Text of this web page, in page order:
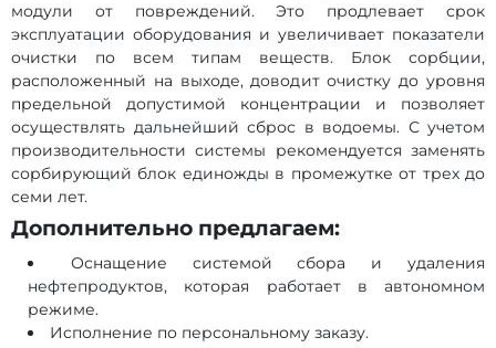
модули от повреждений. Это продлевает срок
эксплуатации оборудования и увеличивает показатели
очистки по всем типам веществ. Блок сорбции,
расположенный на выходе, доводит очистку до уровня
предельной допустимой концентрации и позволяет
осуществлять дальнейший сброс в водоемы. С учетом
производительности системы рекомендуется заменять
сорбирующий блок единожды в промежутке от трех до
семи лет.
Дополнительно предлагаем:
Оснащение системой сбора и удаления
нефтепродуктов, которая работает в автономном
режиме.
Исполнение по персональному заказу.